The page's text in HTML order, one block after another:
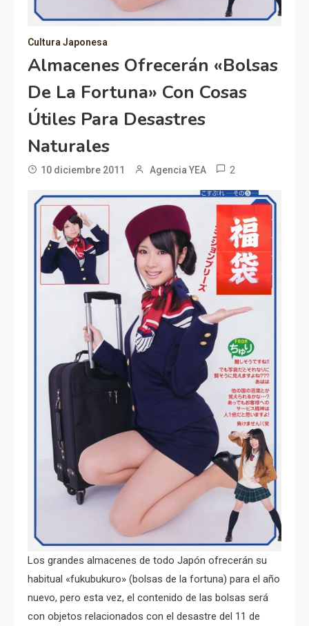
Cultura Japonesa
Almacenes Ofrecerán «bolsas
De La Fortuna» Con Cosas
Útiles Para Desastres
Naturales
10 diciembre 2011 Agencia YEA 2
Los grandes almacenes de todo Japón ofrecerán su
habitual «fukubukuro» (bolsas de la fortuna) para el año
nuevo, pero esta vez, el contenido de las bolsas será
con objetos relacionados con el desastre del 11 de